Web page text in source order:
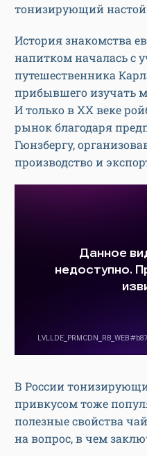
тонизирующий
История знакомства
напитком началась с
путешественника
прибывшего изучать
И только в XX веке
рынок благодаря
Гюнзбергу,
производство и
В России
привкусом тоже
полезные свойства
на вопрос, в чем